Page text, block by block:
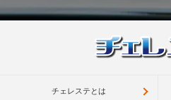
チェレステとは